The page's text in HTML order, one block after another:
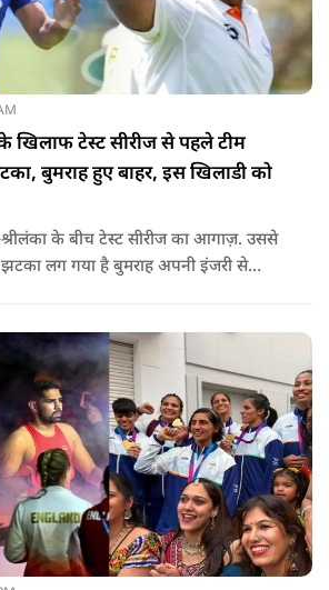
खिलाफ टेस्ट सीरीज से पहले टीम
बुमराह हुए बाहर, इस खिलाडी को
के बीच टेस्ट सीरीज का आगाज़. उससे
झटका लग गया है बुमराह अपनी इंजरी से